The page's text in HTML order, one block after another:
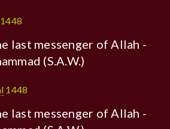
last messenger of Allah -
(S.A.W.)
1448
last messenger of Allah -